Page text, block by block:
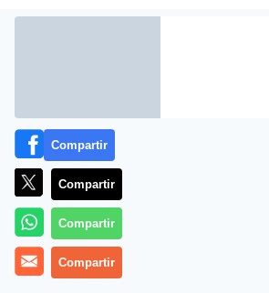
Que miles de personas en el mundo
Compartir
Compartir
Compartir
Compartir